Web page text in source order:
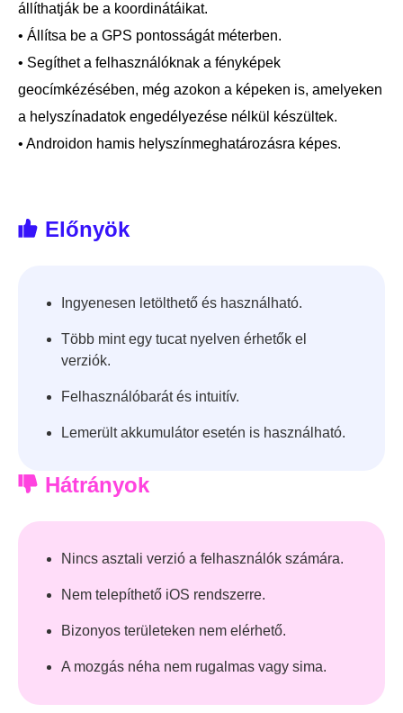
állíthatják be a koordinátáikat.
• Állítsa be a GPS pontosságát méterben.
• Segíthet a felhasználóknak a fényképek
geocímkézésében, még azokon a képeken is, amelyeken
a helyszínadatok engedélyezése nélkül készültek.
• Androidon hamis helyszínmeghatározásra képes.
Előnyök
Ingyenesen letölthető és használható.
Több mint egy tucat nyelven érhetők el
verziók.
Felhasználóbarát és intuitív.
Lemerült akkumulátor esetén is használható.
Hátrányok
Nincs asztali verzió a felhasználók számára.
Nem telepíthető iOS rendszerre.
Bizonyos területeken nem elérhető.
A mozgás néha nem rugalmas vagy sima.